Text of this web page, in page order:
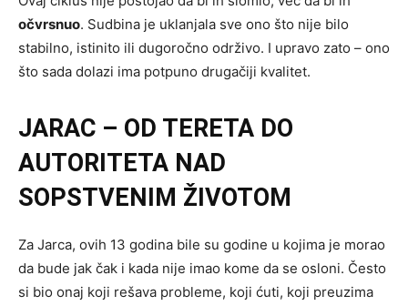
očvrsnuo. Sudbina je uklanjala sve ono što nije bilo
stabilno, istinito ili dugoročno održivo. I upravo zato – ono
što sada dolazi ima potpuno drugačiji kvalitet.
JARAC – OD TERETA DO
AUTORITETA NAD
SOPSTVENIM ŽIVOTOM
Za Jarca, ovih 13 godina bile su godine u kojima je morao
da bude jak čak i kada nije imao kome da se osloni. Često
si bio onaj koji rešava probleme, koji ćuti, koji preuzima